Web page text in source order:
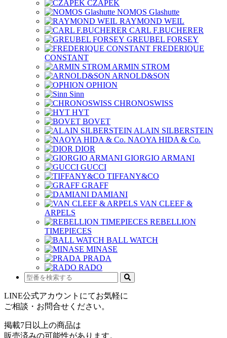
CZAPEK
NOMOS Glashutte
RAYMOND WEIL
CARL F.BUCHERER
GREUBEL FORSEY
FREDERIQUE
CONSTANT
ARMIN STROM
ARNOLD&SON
OPHION
Sinn
CHRONOSWISS
HYT
BOVET
ALAIN SILBERSTEIN
NAOYA HIDA & Co.
DIOR
GIORGIO ARMANI
GUCCI
TIFFANY&CO
GRAFF
DAMIANI
VAN CLEEF &
ARPELS
REBELLION
TIMEPIECES
BALL WATCH
MINASE
PRADA
RADO
LINE公式アカウントにてお気軽に
ご相談・お問合せください。
掲載7日以上の商品は
販売済みの可能性があります。